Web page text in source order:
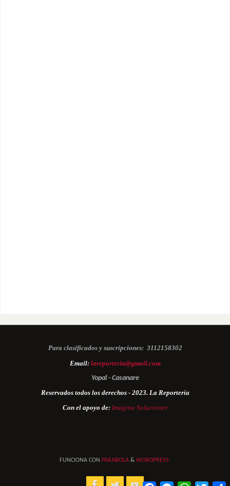
Para clasificados y suscripciones: 3112158302
Email: lareporteria@gmail.com
Yopal - Casanare
Reservados todos los derechos - 2023. La Reportería
Con el apoyo de: Imagina Soluciones
FUNCIONA CON PARABOLA & WORDPRESS.